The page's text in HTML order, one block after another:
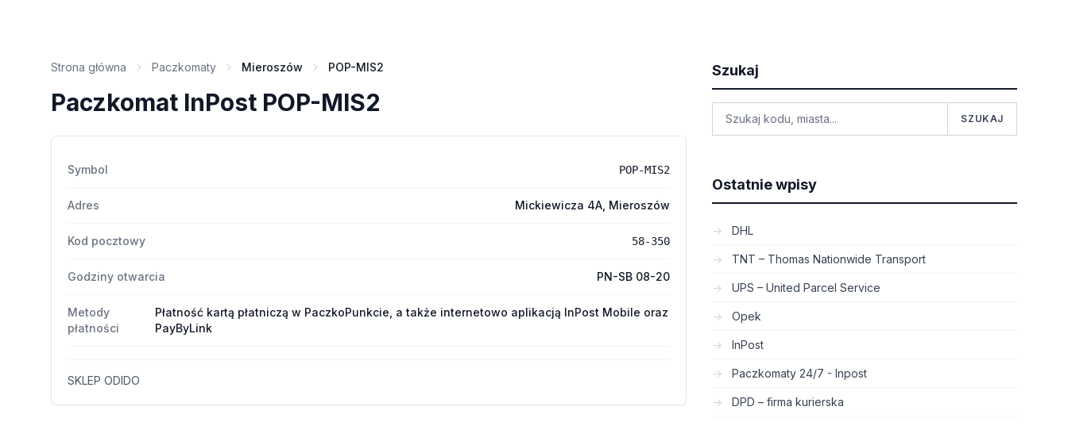
Strona główna Paczkomaty Mieroszów POP-MIS2
Paczkomat InPost POP-MIS2
Symbol POP-MIS2
Adres Mickiewicza 4A, Mieroszów
Kod pocztowy 58-350
Godziny otwarcia PN-SB 08-20
Metody
płatności
Płatność kartą płatniczą w PaczkoPunkcie, a także internetowo aplikacją InPost Mobile oraz
PayByLink
SKLEP ODIDO
Szukaj
SZUKAJ
Ostatnie wpisy
DHL
TNT – Thomas Nationwide Transport
UPS – United Parcel Service
Opek
InPost
Paczkomaty 24/7 - Inpost
DPD – firma kurierska